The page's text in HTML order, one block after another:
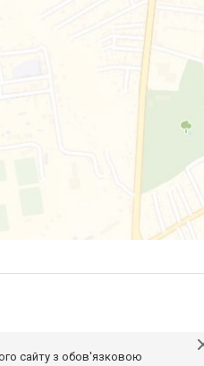
сайту з обов'язковою